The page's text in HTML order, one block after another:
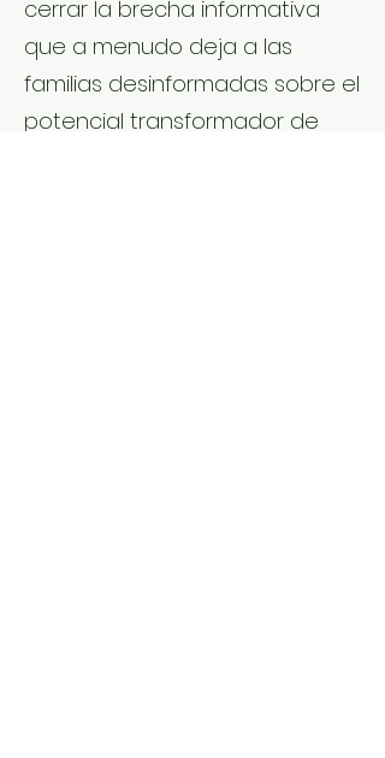
cerrar la brecha informativa
que a menudo deja a las
familias desinformadas sobre el
potencial transformador de